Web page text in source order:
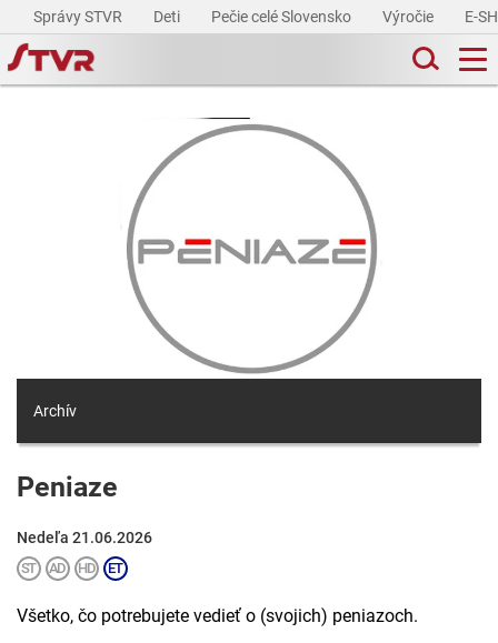
Správy STVR Deti Pečie celé Slovensko Výročie E-
Archív
Peniaze
Nedeľa 21.06.2026
Všetko, čo potrebujete vedieť o (svojich) peniazoch.